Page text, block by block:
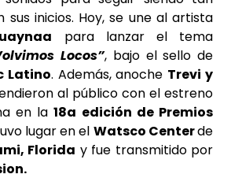
inicios. Hoy, se une al artista
para lanzar el tema
Locos”, bajo el sello de
Latino. Además, anoche Trevi y
al público con el estreno
en la18a edición de Premios
lugar en el Watsco Centerde
Florida y fue transmitido por